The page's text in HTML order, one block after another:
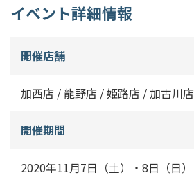
イベント詳細情報
開催店舗
加西店 / 龍野店 / 姫路店 / 加古川店
開催期間
2020年11月7日（土）・8日（日）